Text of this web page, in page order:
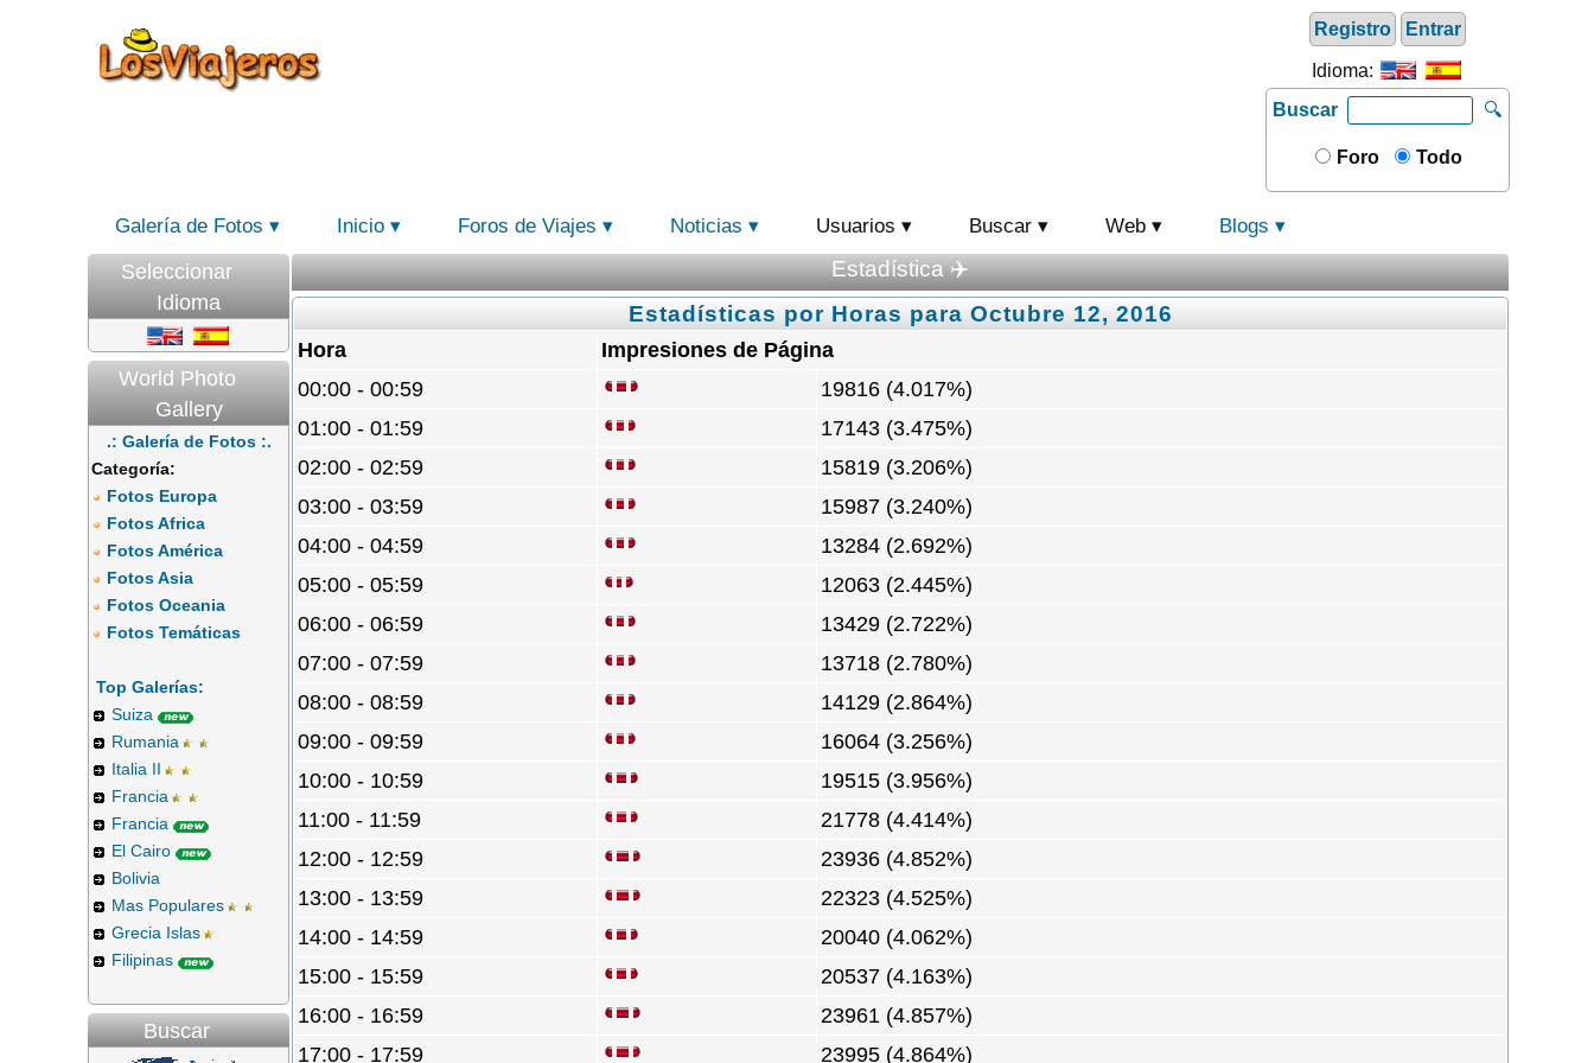
Registro Entrar
Idioma:
Buscar
🔍
Foro Todo
Galería de Fotos Inicio Foros de Viajes Noticias Usuarios Buscar Web Blogs
Seleccionar
Idioma
World Photo
Gallery
.: Galería de Fotos :.
Categoría:
Fotos Europa
Fotos Africa
Fotos América
Fotos Asia
Fotos Oceania
Fotos Temáticas
Top Galerías:
Suiza
Rumania
Italia II
Francia
Francia
El Cairo
Bolivia
Mas Populares
Grecia Islas
Filipinas
Buscar
Estadística ✈️
Estadísticas por Horas para Octubre 12, 2016
Hora
Impresiones de Página
00:00 - 00:59
19816 (4.017%)
01:00 - 01:59
17143 (3.475%)
02:00 - 02:59
15819 (3.206%)
03:00 - 03:59
15987 (3.240%)
04:00 - 04:59
13284 (2.692%)
05:00 - 05:59
12063 (2.445%)
06:00 - 06:59
13429 (2.722%)
07:00 - 07:59
13718 (2.780%)
08:00 - 08:59
14129 (2.864%)
09:00 - 09:59
16064 (3.256%)
10:00 - 10:59
19515 (3.956%)
11:00 - 11:59
21778 (4.414%)
12:00 - 12:59
23936 (4.852%)
13:00 - 13:59
22323 (4.525%)
14:00 - 14:59
20040 (4.062%)
15:00 - 15:59
20537 (4.163%)
16:00 - 16:59
23961 (4.857%)
17:00 - 17:59
23995 (4.864%)